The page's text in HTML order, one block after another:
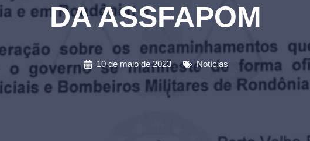
DA ASSFAPOM
10 de maio de 2023 Notícias